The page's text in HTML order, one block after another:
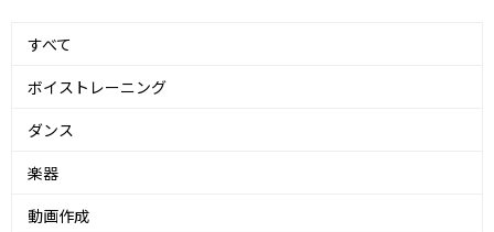
すべて
ボイストレーニング
ダンス
楽器
動画作成